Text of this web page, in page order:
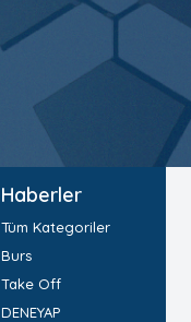
Haberler
Tüm Kategoriler
Burs
Take Off
DENEYAP